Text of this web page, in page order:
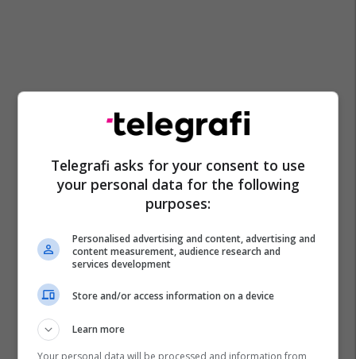
Telegrafi asks for your consent to use
your personal data for the following
purposes:
Personalised advertising and content, advertising and
content measurement, audience research and
services development
Store and/or access information on a device
Learn more
Your personal data will be processed and information from